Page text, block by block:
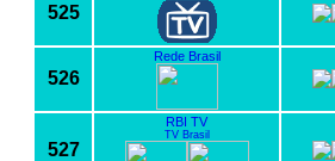
525
526
Rede Brasil
527
RBI TV
TV Brasil